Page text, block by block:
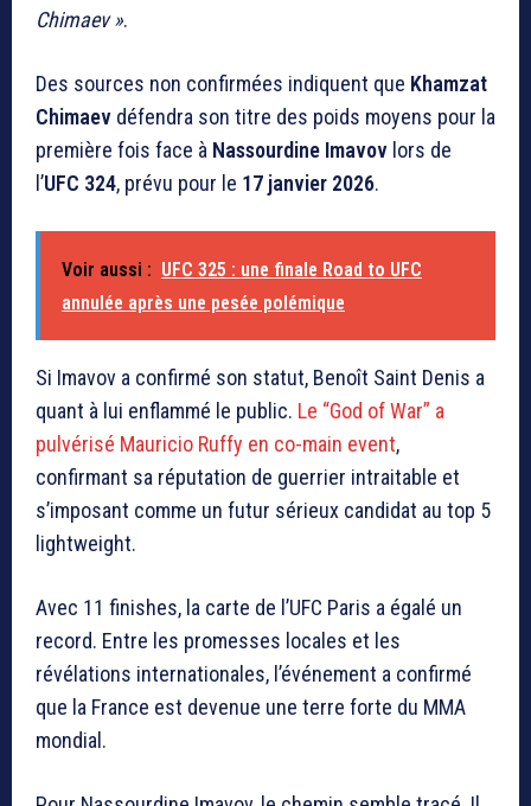
Chimaev ».
Des sources non confirmées indiquent que Khamzat
Chimaev défendra son titre des poids moyens pour la
première fois face à Nassourdine Imavov lors de
l’UFC 324, prévu pour le 17 janvier 2026.
Voir aussi : UFC 325 : une finale Road to UFC
annulée après une pesée polémique
Si Imavov a confirmé son statut, Benoît Saint Denis a
quant à lui enflammé le public. Le “God of War” a
pulvérisé Mauricio Ruffy en co-main event,
confirmant sa réputation de guerrier intraitable et
s’imposant comme un futur sérieux candidat au top 5
lightweight.
Avec 11 finishes, la carte de l’UFC Paris a égalé un
record. Entre les promesses locales et les
révélations internationales, l’événement a confirmé
que la France est devenue une terre forte du MMA
mondial.